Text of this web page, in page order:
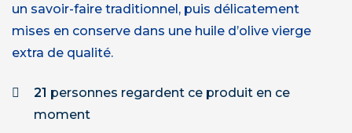
un savoir-faire traditionnel, puis délicatement
mises en conserve dans une huile d’olive vierge
extra de qualité.
21 personnes regardent ce produit en ce
moment